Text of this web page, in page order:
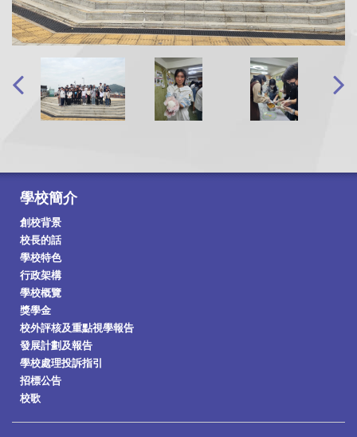
學校簡介
創校背景
校長的話
學校特色
行政架構
學校概覽
獎學金
校外評核及重點視學報告
發展計劃及報告
學校處理投訴指引
招標公告
校歌